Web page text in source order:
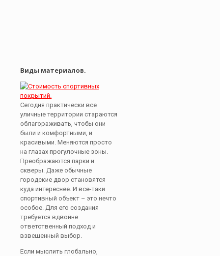
Виды материалов.
Сегодня практически все
уличные территории стараются
облагораживать, чтобы они
были и комфортными, и
красивыми. Меняются просто
на глазах прогулочные зоны.
Преображаются парки и
скверы. Даже обычные
городские двор становятся
куда интереснее. И все-таки
спортивный объект – это нечто
особое. Для его создания
требуется вдвойне
ответственный подход и
взвешенный выбор.
Если мыслить глобально,